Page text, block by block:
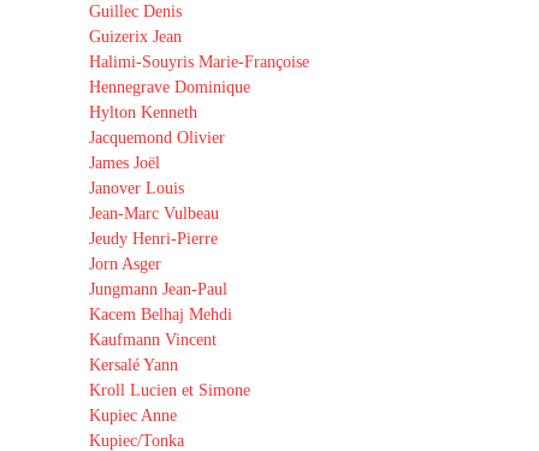
Guillec Denis
Guizerix Jean
Halimi-Souyris Marie-Françoise
Hennegrave Dominique
Hylton Kenneth
Jacquemond Olivier
James Joël
Janover Louis
Jean-Marc Vulbeau
Jeudy Henri-Pierre
Jorn Asger
Jungmann Jean-Paul
Kacem Belhaj Mehdi
Kaufmann Vincent
Kersalé Yann
Kroll Lucien et Simone
Kupiec Anne
Kupiec/Tonka